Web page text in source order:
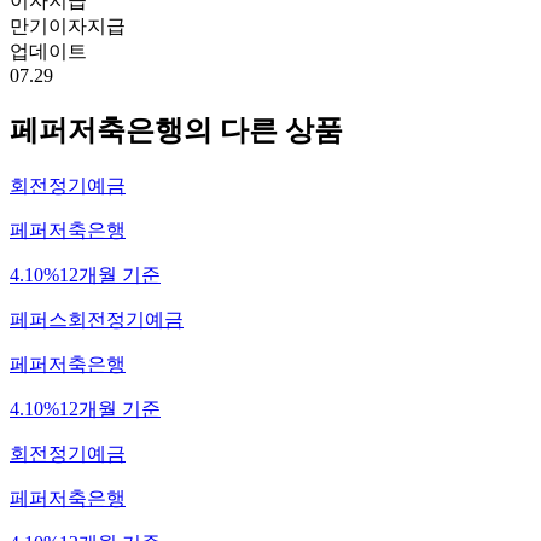
만기이자지급
업데이트
07.29
페퍼저축은행의 다른 상품
회전정기예금
페퍼저축은행
4.10%12개월 기준
페퍼스회전정기예금
페퍼저축은행
4.10%12개월 기준
회전정기예금
페퍼저축은행